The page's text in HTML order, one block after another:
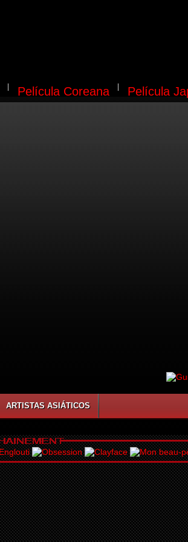
Película Coreana Película
ARTISTAS ASIÁTICOS